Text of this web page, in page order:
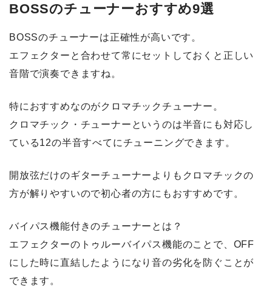
BOSSのチューナーおすすめ9選
BOSSのチューナーは正確性が高いです。
エフェクターと合わせて常にセットしておくと正しい
音階で演奏できますね。
特におすすめなのがクロマチックチューナー。
クロマチック・チューナーというのは半音にも対応し
ている12の半音すべてにチューニングできます。
開放弦だけのギターチューナーよりもクロマチックの
方が解りやすいので初心者の方にもおすすめです。
バイパス機能付きのチューナーとは？
エフェクターのトゥルーバイパス機能のことで、OFF
にした時に直結したようになり音の劣化を防ぐことが
できます。